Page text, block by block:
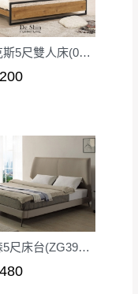
717
在特定時日會給
知，商品將不
布朗克斯5尺雙人床(048)│床架
格雷森5尺床台(ZG39)(淺咖皮)